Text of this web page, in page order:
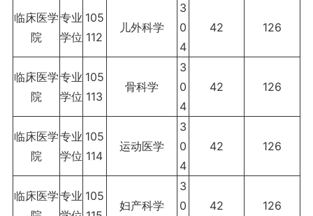
临床医学
院
专业
学位
105
112
儿外科学
3
0
4
42 126
临床医学
院
专业
学位
105
113
骨科学
3
0
4
42 126
临床医学
院
专业
学位
105
114
运动医学
3
0
4
42 126
临床医学专业 105
妇产科学
3
0
42 126